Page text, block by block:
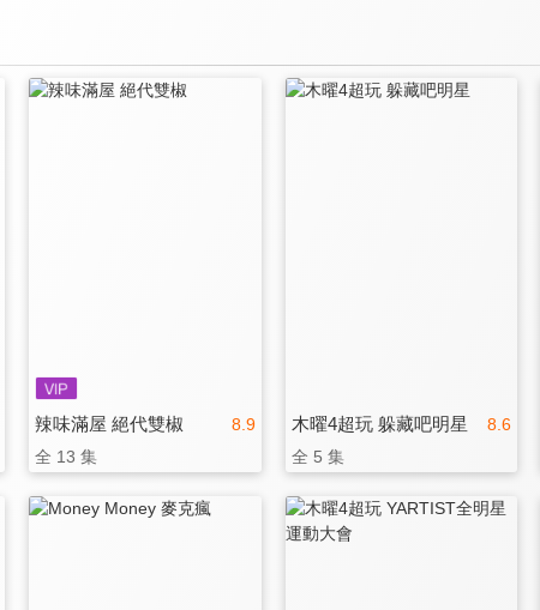
8.9
辣味滿屋 絕代雙椒
全 13 集
8.6
木曜4超玩 躲藏吧明星
全 5 集